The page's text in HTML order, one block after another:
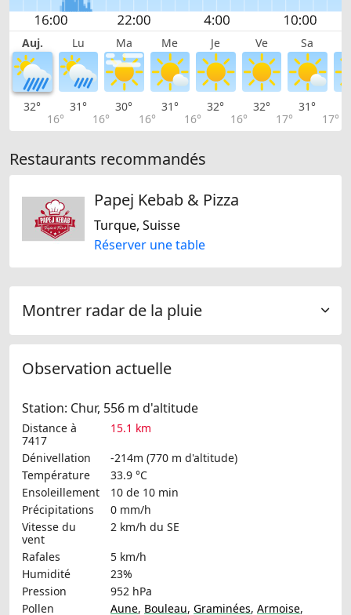
Auj. Lu Ma Me Je Ve Sa
32°
16°
31°
16°
30°
16°
31°
16°
32°
16°
32°
17°
31°
17°
Restaurants recommandés
Papej Kebab & Pizza
Turque, Suisse
Réserver une table
Montrer radar de la pluie
Observation actuelle
Station: Chur, 556 m d'altitude
Distance à
7417
15.1 km
Dénivellation
-214m (770 m d'altitude)
Température
33.9 °C
Ensoleillement
10 de 10 min
Précipitations
0 mm/h
Vitesse du
vent
2 km/h du SE
Rafales
5 km/h
Humidité
23%
Pression
952 hPa
Pollen
Aune, Bouleau, Graminées, Armoise,